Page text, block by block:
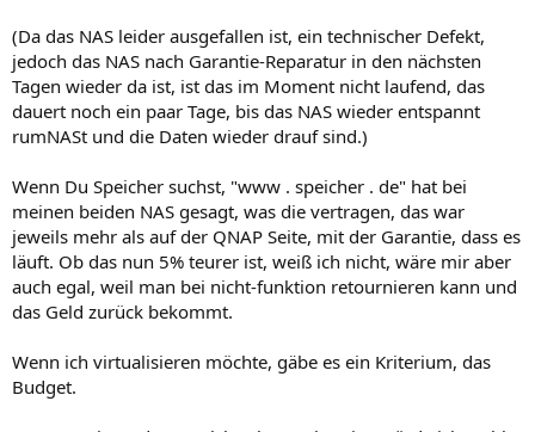
(Da das NAS leider ausgefallen ist, ein technischer Defekt,
jedoch das NAS nach Garantie-Reparatur in den nächsten
Tagen wieder da ist, ist das im Moment nicht laufend, das
dauert noch ein paar Tage, bis das NAS wieder entspannt
rumNASt und die Daten wieder drauf sind.)
Wenn Du Speicher suchst, "www . speicher . de" hat bei
meinen beiden NAS gesagt, was die vertragen, das war
jeweils mehr als auf der QNAP Seite, mit der Garantie, dass es
läuft. Ob das nun 5% teurer ist, weiß ich nicht, wäre mir aber
auch egal, weil man bei nicht-funktion retournieren kann und
das Geld zurück bekommt.
Wenn ich virtualisieren möchte, gäbe es ein Kriterium, das
Budget.